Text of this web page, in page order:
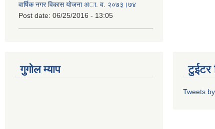
वार्षिक नगर विकास योजना अा. व. २०७३।७४
Post date: 06/25/2016 - 13:05
गुगोल म्याप टुईटर
Tweets